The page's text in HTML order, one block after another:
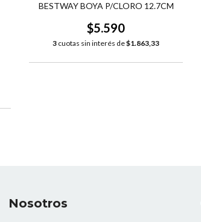
BESTWAY BOYA P/CLORO 12.7CM
$5.590
3 cuotas sin interés de$1.863,33
Nosotros